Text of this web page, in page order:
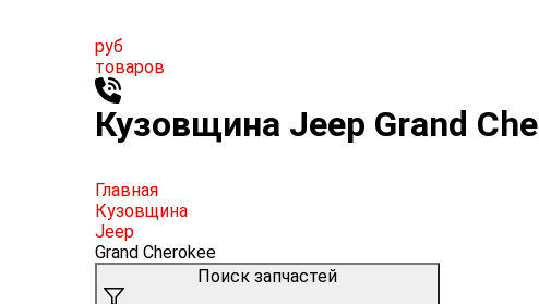
руб
товаров
Кузовщина Jeep Grand
Главная
Кузовщина
Jeep
Grand Cherokee
Поиск запчастей